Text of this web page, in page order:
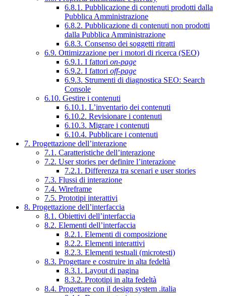
6.8.1. Pubblicazione di contenuti prodotti dalla
Pubblica Amministrazione
6.8.2. Pubblicazione di contenuti non prodotti
dalla Pubblica Amministrazione
6.8.3. Consenso dei soggetti ritratti
6.9. Ottimizzazione per i motori di ricerca (SEO)
6.9.1. I fattori on-page
6.9.2. I fattori off-page
6.9.3. Strumenti di diagnostica SEO: Search
Console
6.10. Gestire i contenuti
6.10.1. L’inventario dei contenuti
6.10.2. Revisionare i contenuti
6.10.3. Migrare i contenuti
6.10.4. Pubblicare i contenuti
7. Progettazione dell’interazione
7.1. Caratteristiche dell’interazione
7.2. User stories per definire l’interazione
7.2.1. Differenza tra scenari e user stories
7.3. Flussi di interazione
7.4. Wireframe
7.5. Prototipi interattivi
8. Progettazione dell’interfaccia
8.1. Obiettivi dell’interfaccia
8.2. Elementi dell’interfaccia
8.2.1. Elementi di composizione
8.2.2. Elementi interattivi
8.2.3. Elementi testuali (microtesti)
8.3. Progettare e costruire in alta fedeltà
8.3.1. Layout di pagina
8.3.2. Prototipi in alta fedeltà
8.4. Progettare con il design system .italia